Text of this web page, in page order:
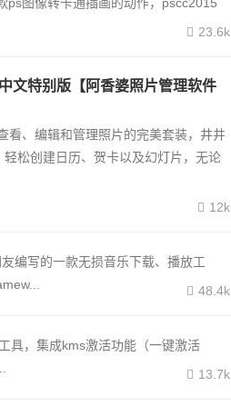
23.6k
特别版【阿香婆照片管理软件
、编辑和管理照片的完美套装，井井
松创建日历、贺卡以及幻灯片，无论
12k
编写的一款无损音乐下载、播放工
48.4k
具，集成kms激活功能（一键激活
13.7k